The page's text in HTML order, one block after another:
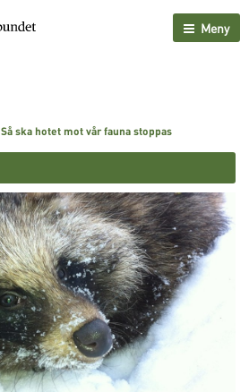
Meny
Så ska hotet mot vår fauna stoppas